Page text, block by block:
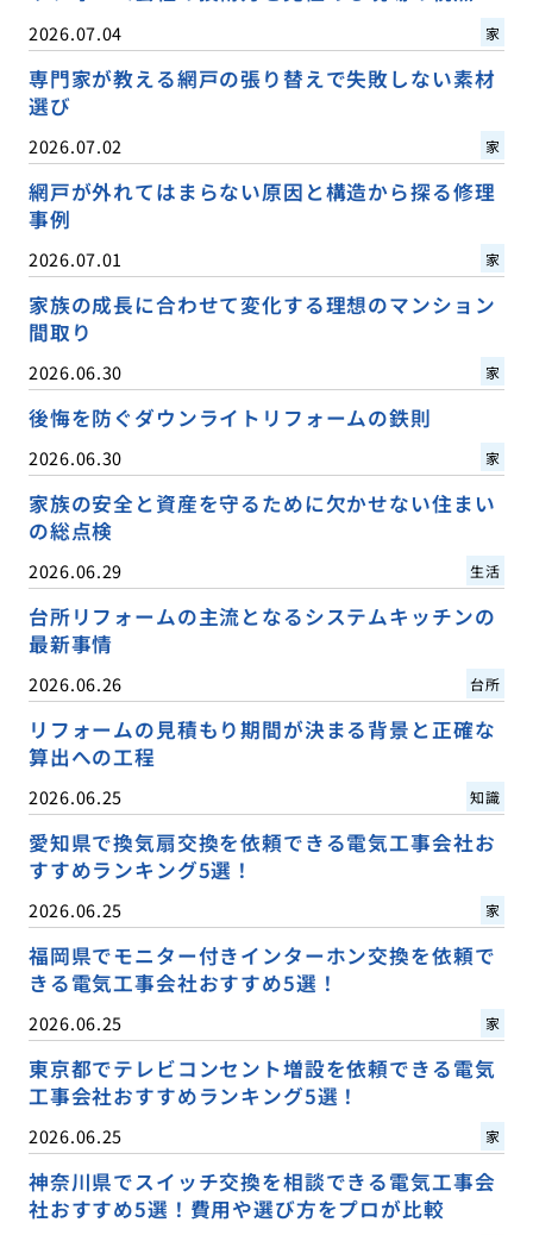
2026.07.04 家
専門家が教える網戸の張り替えで失敗しない素材
選び
2026.07.02 家
網戸が外れてはまらない原因と構造から探る修理
事例
2026.07.01 家
家族の成長に合わせて変化する理想のマンション
間取り
2026.06.30 家
後悔を防ぐダウンライトリフォームの鉄則
2026.06.30 家
家族の安全と資産を守るために欠かせない住まい
の総点検
2026.06.29 生活
台所リフォームの主流となるシステムキッチンの
最新事情
2026.06.26 台所
リフォームの見積もり期間が決まる背景と正確な
算出への工程
2026.06.25 知識
愛知県で換気扇交換を依頼できる電気工事会社お
すすめランキング5選！
2026.06.25 家
福岡県でモニター付きインターホン交換を依頼で
きる電気工事会社おすすめ5選！
2026.06.25 家
東京都でテレビコンセント増設を依頼できる電気
工事会社おすすめランキング5選！
2026.06.25 家
神奈川県でスイッチ交換を相談できる電気工事会
社おすすめ5選！費用や選び方をプロが比較